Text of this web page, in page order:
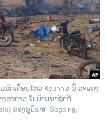
ກເຄື່ອນໄຫວ Kyunhla ນີ້ ສະແດງ
ອາກາດ ໃນບ້ານພາຊິກກີ
ຂອງພູມິພາກ Sagaing,